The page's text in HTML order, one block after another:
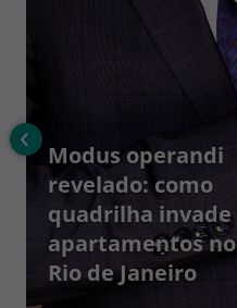
Modus operandi
revelado: como
quadrilha invade
apartamentos no
Rio de Janeiro
‹